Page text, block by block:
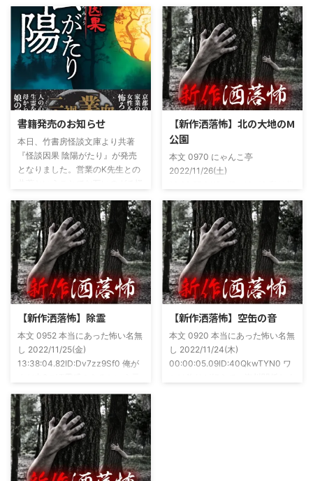
書籍発売のお知らせ
本日、竹書房怪談文庫より共著
『怪談因果 陰陽がたり』が発売
となりました。営業のK先生との
上げましたので内容の濃さ・面白
さは保証します。ぜひともご購入
くださいませ。 書影かっこいい
ですね！帯の煽り文句も最高です
(^^)v購入ページ
https://amzn.to/49NrwuE特設ペ
ージ
54ee5238af1
【新作洒落怖】北の大地のM
公園
本文 0970 にゃんこ亭
2022/11/26(土)
に言うオカルト系な話がまあまあ
好きで、最近占いとかを副業で始
めてた。今はちょっとメンタルの
状況やらで退いたけど実力試しも
かねてSNSでフォロワー相手に占
いとかしていたもんです。実力
は・・・ありがたいことに当たっ
た！ドンピシャ！と嬉しい声もあ
合ったのが大学生のAちゃん。彼
女もオカルト系な話が好きで(そ
もそも仲良くなったのは北の大地
が舞台の金塊を巡る漫画)ちょく
【新作洒落怖】除霊
本文 0952 本当にあった怖い名無
し 2022/11/25(金)
13:38:04.82ID:Dv7zz9Sf0 俺が
(以後A)は頻繁に「あ、あそこに
いる」だとか誰もおらんとこに挨
拶したりなどなんかわざとらしい
感じがあって当然ながら信じてな
かった。でもいいやつではあった
し頻繁に遊びに行ったりもして
【新作洒落怖】空缶の音
本文 0920 本当にあった怖い名無
し 2022/11/24(木)
00:00:05.09ID:40QkwTYN0 ワ